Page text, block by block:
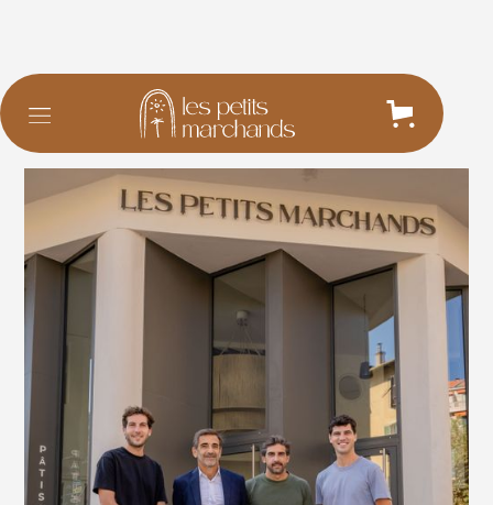
Kit presse